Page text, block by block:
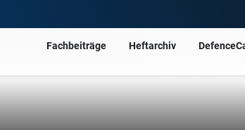
Fachbeiträge Heftarchiv